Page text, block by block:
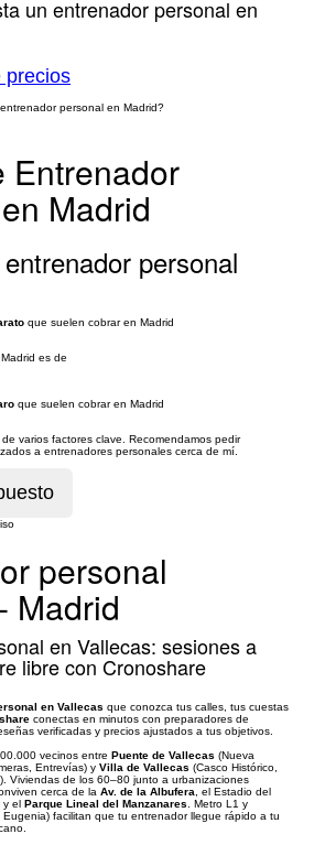
un entrenador personal en
precios
Entrenador
Madrid
personal
que suelen cobrar en Madrid
es de
que suelen cobrar en Madrid
varios factores clave. Recomendamos pedir
a entrenadores personales cerca de mí.
personal
Madrid
en Vallecas: sesiones a
libre con Cronoshare
en Vallecas que conozca tus calles, tus cuestas
conectas en minutos con preparadores de
verificadas y precios ajustados a tus objetivos.
vecinos entre Puente de Vallecas (Nueva
Entrevías) y Villa de Vallecas (Casco Histórico,
Viviendas de los 60–80 junto a urbanizaciones
cerca de la Av. de la Albufera , el Estadio del
y el Parque Lineal del Manzanares . Metro L1 y
facilitan que tu entrenador llegue rápido a tu